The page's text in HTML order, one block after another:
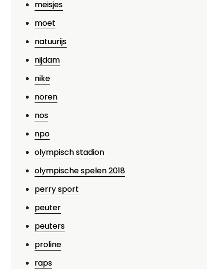
meisjes
moet
natuurijs
nijdam
nike
noren
nos
npo
olympisch stadion
olympische spelen 2018
perry sport
peuter
peuters
proline
raps